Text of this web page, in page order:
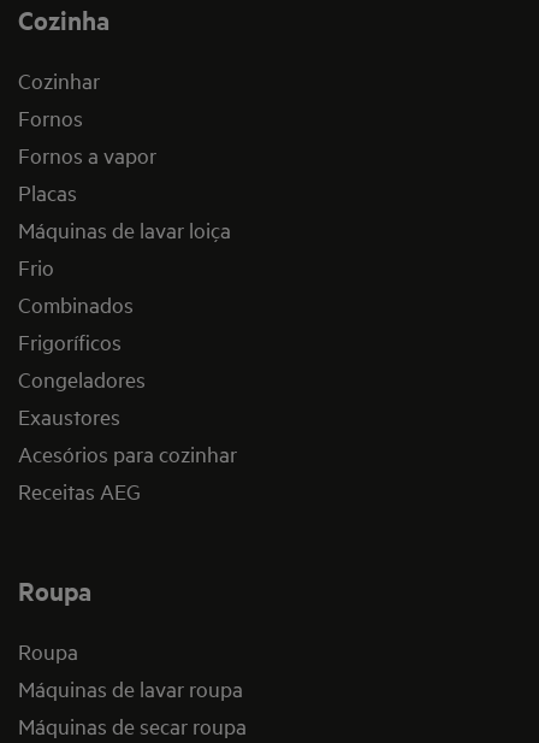
Cozinha
Cozinhar
Fornos
Fornos a vapor
Placas
Máquinas de lavar loiça
Frio
Combinados
Frigoríficos
Congeladores
Exaustores
Acesórios para cozinhar
Receitas AEG
Roupa
Roupa
Máquinas de lavar roupa
Máquinas de secar roupa